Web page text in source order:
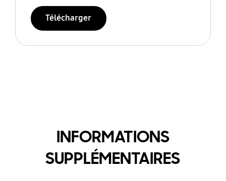
Télécharger
INFORMATIONS
SUPPLÉMENTAIRES